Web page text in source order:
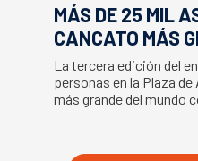
MÁS DE 25 MIL
CANCATO MÁS
MUNDO
DE LA SEMANA
La tercera edición del
personas en la Plaza
más grande del mundo